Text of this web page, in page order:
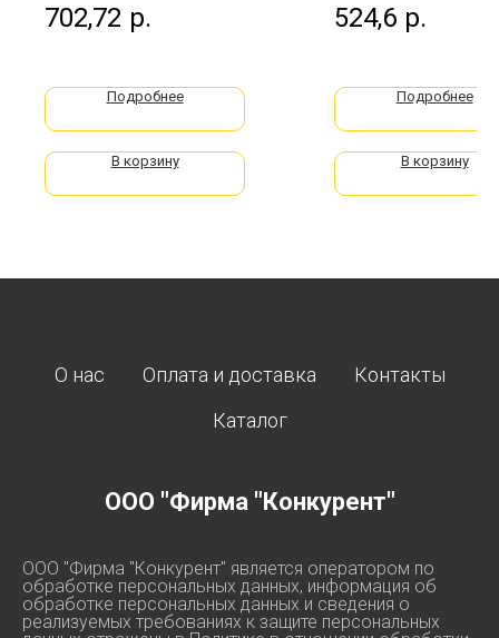
№719 2,3K
702,72 р.
Подробнее
В корзину
4580, 2,1K
524,6 р.
Подробнее
В корзину
О нас Оплата и доставка
Контакты
Каталог
ООО "Фирма "Конкурент"
ООО "Фирма "Конкурент" является оператором по
обработке персональных данных, информация об
обработке персональных данных и сведения о
реализуемых требованиях к защите персональных